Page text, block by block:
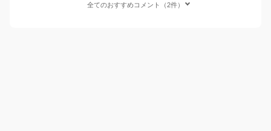
全てのおすすめコメント（2件）